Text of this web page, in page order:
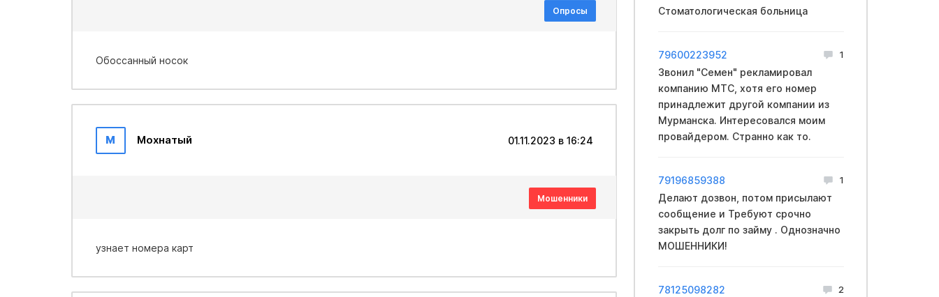
Опросы
Обoccaнный носок
М Мохнатый 01.11.2023 в 16:24
Мошенники
узнает номера карт
Стоматологическая больница
79600223952 1
Звонил "Семен" рекламировал
компанию МТС, хотя его номер
принадлежит другой компании из
Мурманска. Интересовался моим
провайдером. Странно как то.
79196859388 1
Делают дозвон, потом присылают
сообщение и Требуют срочно
закрыть долг по займу . Однозначно
МОШЕННИКИ!
78125098282 2